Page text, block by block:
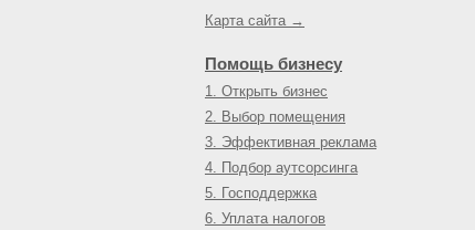
Карта сайта →
Помощь бизнесу
1. Открыть бизнес
2. Выбор помещения
3. Эффективная реклама
4. Подбор аутсорсинга
5. Господдержка
6. Уплата налогов